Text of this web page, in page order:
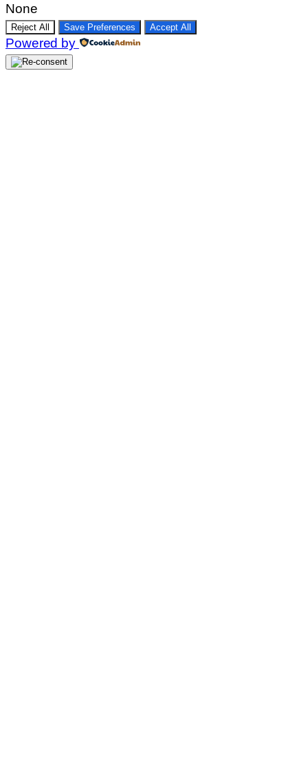
None
Reject All Save Preferences Accept All
Powered by